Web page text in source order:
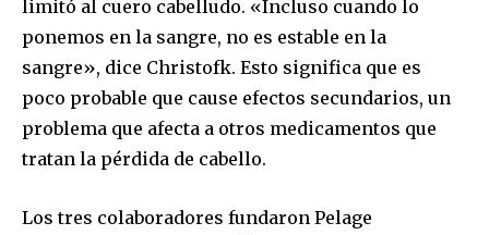
limitó al cuero cabelludo. «Incluso cuando lo
ponemos en la sangre, no es estable en la
sangre», dice Christofk. Esto significa que es
poco probable que cause efectos secundarios, un
problema que afecta a otros medicamentos que
tratan la pérdida de cabello.
Los tres colaboradores fundaron Pelage